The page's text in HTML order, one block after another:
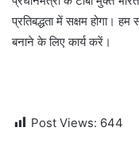
प्रतिबद्धता में सक्षम होगा।
बनाने के लिए कार्य करें।
Post Views: 644